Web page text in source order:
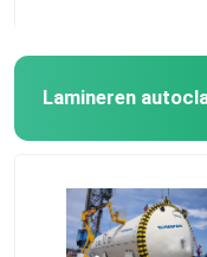
samengestelde
Lamineren